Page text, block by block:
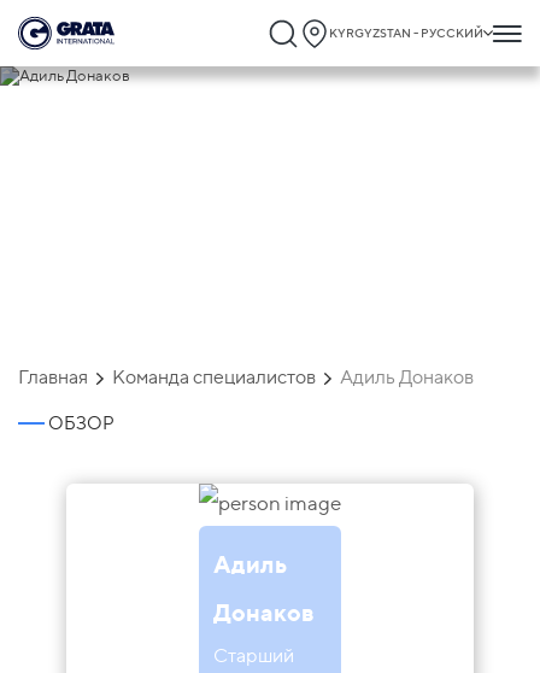
KYRGYZSTAN - РУССКИЙ
Главная Команда специалистов Адиль Донаков
ОБЗОР
Адиль
Донаков
Старший